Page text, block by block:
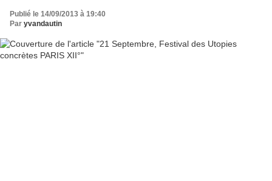
Publié le 14/09/2013 à 19:40
Par yvandautin